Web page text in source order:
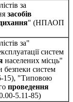
за
засобів
" (НПАОП
за"
систем
населених місць"
систем
15), "Типовою
проведення
5.11-85)